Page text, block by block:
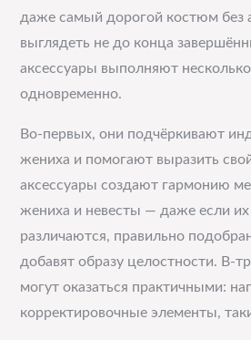
даже самый дорогой костюм без
выглядеть не до конца
аксессуары выполняют
одновременно.
Во-первых, они подчёркивают
жениха и помогают выразить
аксессуары создают гармонию
жениха и невесты — даже если
различаются, правильно
добавят образу целостности. В-
могут оказаться практичными:
корректировочные элементы,